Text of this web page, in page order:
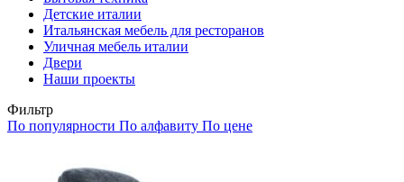
Детские италии
Итальянская мебель для ресторанов
Уличная мебель италии
Двери
Наши проекты
Фильтр
По популярности По алфавиту По цене